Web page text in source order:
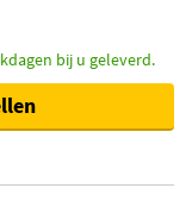
bij u geleverd.